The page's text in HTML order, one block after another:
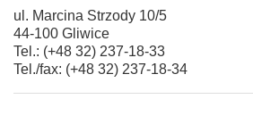
ul. Marcina Strzody 10/5
44-100 Gliwice
Tel.: (+48 32) 237-18-33
Tel./fax: (+48 32) 237-18-34